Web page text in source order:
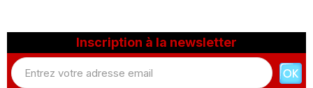
Inscription à la newsletter